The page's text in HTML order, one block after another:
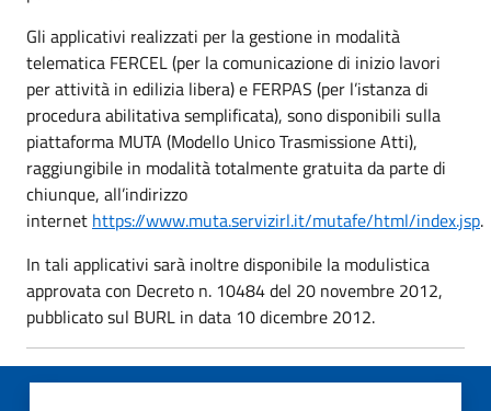
Gli applicativi realizzati per la gestione in modalità
telematica FERCEL (per la comunicazione di inizio lavori
per attività in edilizia libera) e FERPAS (per l’istanza di
procedura abilitativa semplificata), sono disponibili sulla
piattaforma MUTA (Modello Unico Trasmissione Atti),
raggiungibile in modalità totalmente gratuita da parte di
chiunque, all’indirizzo
internet https://www.muta.servizirl.it/mutafe/html/index.jsp.
In tali applicativi sarà inoltre disponibile la modulistica
approvata con Decreto n. 10484 del 20 novembre 2012,
pubblicato sul BURL in data 10 dicembre 2012.